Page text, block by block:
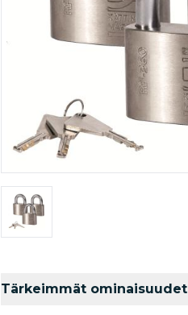
Tärkeimmät ominaisuudet